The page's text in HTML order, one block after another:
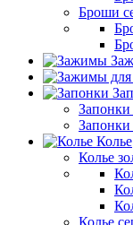
Броши
Запонки
Запонки
Колье
Колье
Колье